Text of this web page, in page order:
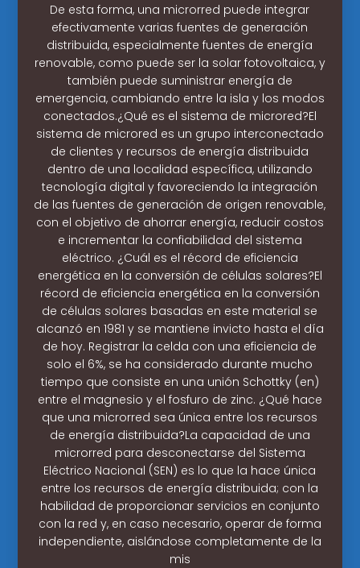
De esta forma, una microrred puede integrar
efectivamente varias fuentes de generación
distribuida, especialmente fuentes de energía
renovable, como puede ser la solar fotovoltaica, y
también puede suministrar energía de
emergencia, cambiando entre la isla y los modos
conectados.¿Qué es el sistema de microred?El
sistema de microred es un grupo interconectado
de clientes y recursos de energía distribuida
dentro de una localidad específica, utilizando
tecnología digital y favoreciendo la integración
de las fuentes de generación de origen renovable,
con el objetivo de ahorrar energía, reducir costos
e incrementar la confiabilidad del sistema
eléctrico. ¿Cuál es el récord de eficiencia
energética en la conversión de células solares?El
récord de eficiencia energética en la conversión
de células solares basadas en este material se
alcanzó en 1981 y se mantiene invicto hasta el día
de hoy. Registrar la celda con una eficiencia de
solo el 6%, se ha considerado durante mucho
tiempo que consiste en una unión Schottky (en)
entre el magnesio y el fosfuro de zinc. ¿Qué hace
que una microrred sea única entre los recursos
de energía distribuida?La capacidad de una
microrred para desconectarse del Sistema
Eléctrico Nacional (SEN) es lo que la hace única
entre los recursos de energía distribuida; con la
habilidad de proporcionar servicios en conjunto
con la red y, en caso necesario, operar de forma
independiente, aislándose completamente de la
mis